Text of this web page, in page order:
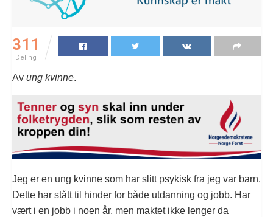
311
Deling
Av ung kvinne.
Jeg er en ung kvinne som har slitt psykisk fra jeg var barn.
Dette har stått til hinder for både utdanning og jobb. Har
vært i en jobb i noen år, men maktet ikke lenger da